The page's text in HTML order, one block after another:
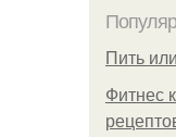
Пить
Фитнес